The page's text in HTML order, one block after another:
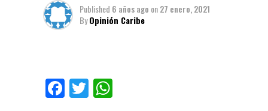
Published 6 años ago on27 enero, 2021
ByOpinión Caribe
Facebook
Twitter